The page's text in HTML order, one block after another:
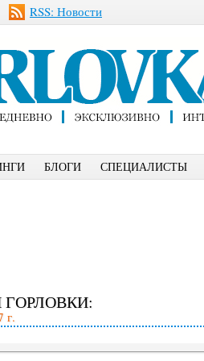
RSS: Новости
БЛОГИ СПЕЦИАЛИСТЫ
г.